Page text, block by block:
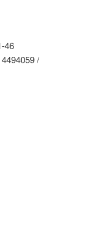
46
/